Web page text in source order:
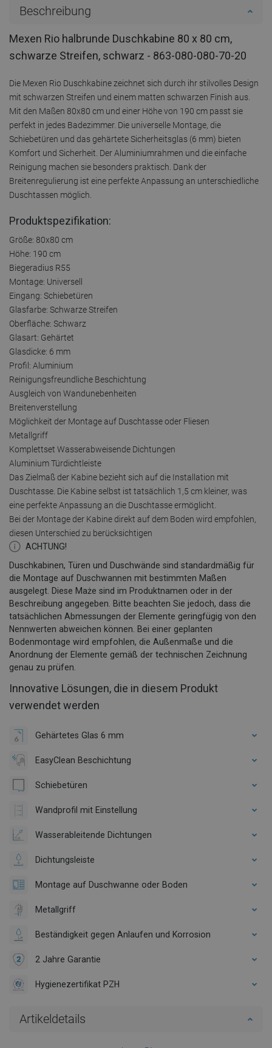
Beschreibung
Mexen Rio halbrunde Duschkabine 80 x 80 cm,
schwarze Streifen, schwarz - 863-080-080-70-20
Die Mexen Rio Duschkabine zeichnet sich durch ihr stilvolles Design
mit schwarzen Streifen und einem matten schwarzen Finish aus.
Mit den Maßen 80x80 cm und einer Höhe von 190 cm passt sie
perfekt in jedes Badezimmer. Die universelle Montage, die
Schiebetüren und das gehärtete Sicherheitsglas (6 mm) bieten
Komfort und Sicherheit. Der Aluminiumrahmen und die einfache
Reinigung machen sie besonders praktisch. Dank der
Breitenregulierung ist eine perfekte Anpassung an unterschiedliche
Duschtassen möglich.
Produktspezifikation:
Größe: 80x80 cm
Höhe: 190 cm
Biegeradius R55
Montage: Universell
Eingang: Schiebetüren
Glasfarbe: Schwarze Streifen
Oberfläche: Schwarz
Glasart: Gehärtet
Glasdicke: 6 mm
Profil: Aluminium
Reinigungsfreundliche Beschichtung
Ausgleich von Wandunebenheiten
Breitenverstellung
Möglichkeit der Montage auf Duschtasse oder Fliesen
Metallgriff
Komplettset Wasserabweisende Dichtungen
Aluminium Türdichtleiste
Das Zielmaß der Kabine bezieht sich auf die Installation mit
Duschtasse. Die Kabine selbst ist tatsächlich 1,5 cm kleiner, was
eine perfekte Anpassung an die Duschtasse ermöglicht.
Bei der Montage der Kabine direkt auf dem Boden wird empfohlen,
diesen Unterschied zu berücksichtigen
ACHTUNG!
Duschkabinen, Türen und Duschwände sind standardmäßig für
die Montage auf Duschwannen mit bestimmten Maßen
ausgelegt. Diese Maże sind im Produktnamen oder in der
Beschreibung angegeben. Bitte beachten Sie jedoch, dass die
tatsächlichen Abmessungen der Elemente geringfügig von den
Nennwerten abweichen können. Bei einer geplanten
Bodenmontage wird empfohlen, die Außenmaße und die
Anordnung der Elemente gemäß der technischen Zeichnung
genau zu prüfen.
Innovative Lösungen, die in diesem Produkt
verwendet werden
Gehärtetes Glas 6 mm
EasyClean Beschichtung
Schiebetüren
Wandprofil mit Einstellung
Wasserableitende Dichtungen
Dichtungsleiste
Montage auf Duschwanne oder Boden
Metallgriff
Beständigkeit gegen Anlaufen und Korrosion
2 Jahre Garantie
Hygienezertifikat PZH
Artikeldetails